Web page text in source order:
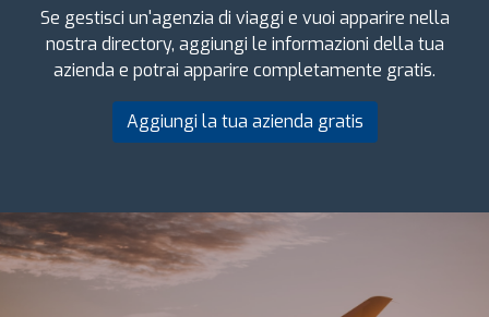
Se gestisci un'agenzia di viaggi e vuoi apparire nella
nostra directory, aggiungi le informazioni della tua
azienda e potrai apparire completamente gratis.
Aggiungi la tua azienda gratis